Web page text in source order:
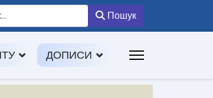
Пошук
ДОПИСИ